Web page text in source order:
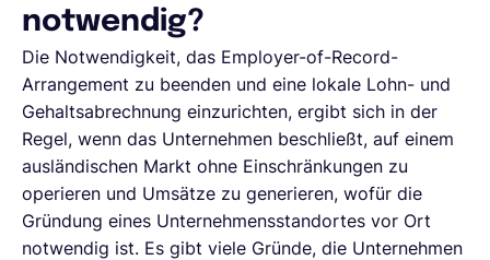
notwendig?
Die Notwendigkeit, das Employer-of-Record-
Arrangement zu beenden und eine lokale Lohn- und
Gehaltsabrechnung einzurichten, ergibt sich in der
Regel, wenn das Unternehmen beschließt, auf einem
ausländischen Markt ohne Einschränkungen zu
operieren und Umsätze zu generieren, wofür die
Gründung eines Unternehmensstandortes vor Ort
notwendig ist. Es gibt viele Gründe, die Unternehmen